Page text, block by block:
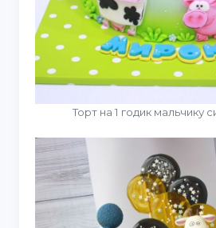
Торт на 1 годик мальчику